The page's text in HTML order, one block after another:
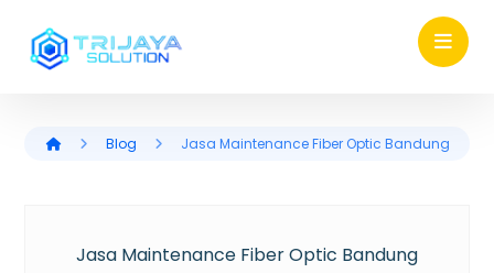
Blog Jasa Maintenance Fiber Optic Bandung
Jasa Maintenance Fiber Optic Bandung